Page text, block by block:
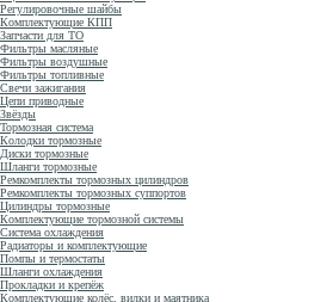
Регулировочные шайбы
Комплектующие КПП
Запчасти для ТО
Фильтры масляные
Фильтры воздушные
Фильтры топливные
Свечи зажигания
Цепи приводные
Звёзды
Тормозная система
Колодки тормозные
Диски тормозные
Шланги тормозные
Ремкомплекты тормозных цилиндров
Ремкомплекты тормозных суппортов
Цилиндры тормозные
Комплектующие тормозной системы
Система охлаждения
Радиаторы и комплектующие
Помпы и термостаты
Шланги охлаждения
Прокладки и крепёж
Комплектующие колёс, вилки и маятника